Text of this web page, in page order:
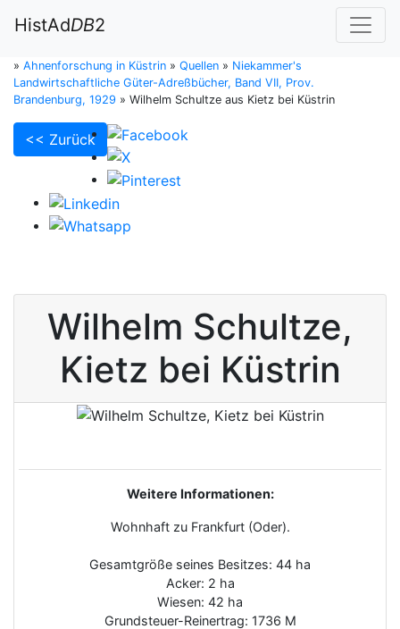
HistAdDB2
» Ahnenforschung in Küstrin » Quellen » Niekammer's
Landwirtschaftliche Güter-Adreßbücher, Band VII, Prov.
Brandenburg, 1929 » Wilhelm Schultze aus Kietz bei Küstrin
<< Zurück
Wilhelm Schultze,
Kietz bei Küstrin
Weitere Informationen:
Wohnhaft zu Frankfurt (Oder).
Gesamtgröße seines Besitzes: 44 ha
Acker: 2 ha
Wiesen: 42 ha
Grundsteuer-Reinertrag: 1736 M